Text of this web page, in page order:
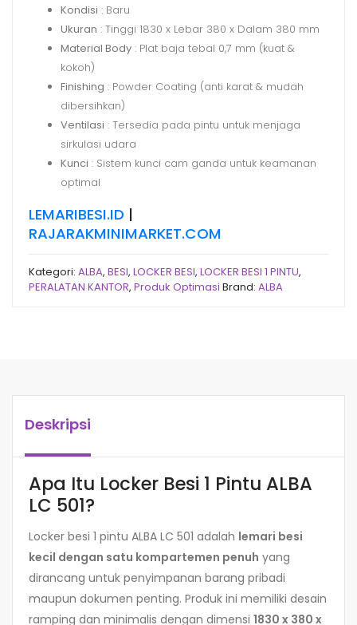
Kondisi : Baru
Ukuran : Tinggi 1830 x Lebar 380 x Dalam 380 mm
Material Body : Plat baja tebal 0,7 mm (kuat &
kokoh)
Finishing : Powder Coating (anti karat & mudah
dibersihkan)
Ventilasi : Tersedia pada pintu untuk menjaga
sirkulasi udara
Kunci : Sistem kunci cam ganda untuk keamanan
optimal
LEMARIBESI.ID |
RAJARAKMINIMARKET.COM
Kategori: ALBA, BESI, LOCKER BESI, LOCKER BESI 1 PINTU,
PERALATAN KANTOR, Produk Optimasi Brand: ALBA
Deskripsi
Apa Itu Locker Besi 1 Pintu ALBA
LC 501?
Locker besi 1 pintu ALBA LC 501 adalah lemari besi
kecil dengan satu kompartemen penuh yang
dirancang untuk penyimpanan barang pribadi
maupun dokumen penting. Produk ini memiliki desain
ramping dan minimalis dengan dimensi 1830 x 380 x